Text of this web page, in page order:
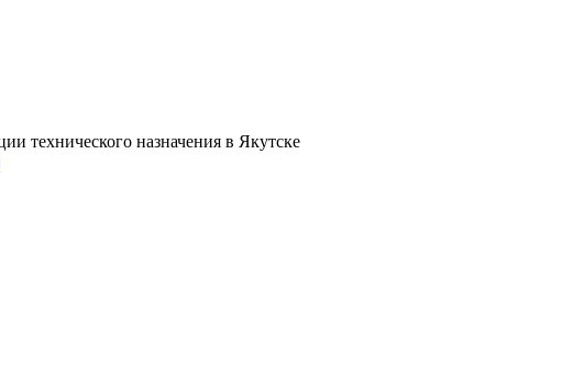
технического назначения в Якутске